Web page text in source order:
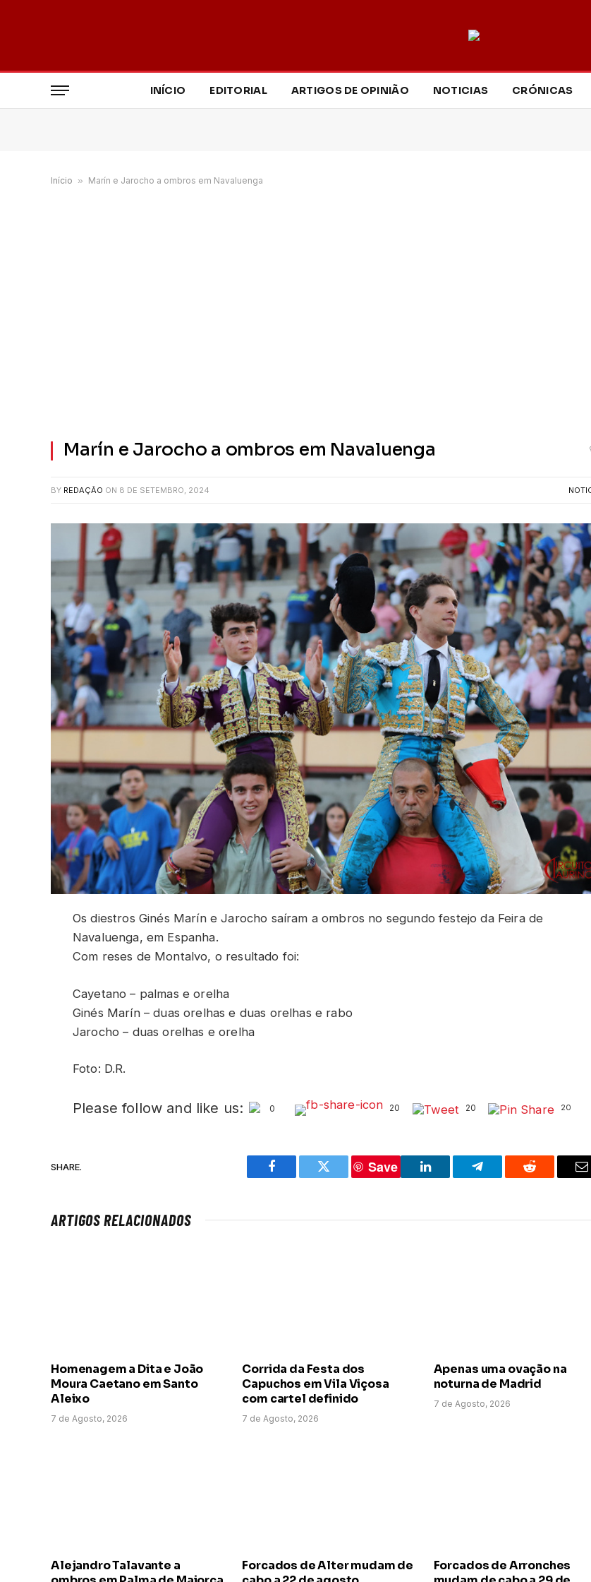
INÍCIO EDITORIAL ARTIGOS DE OPINIÃO NOTICIAS CRÓNICAS
Início » Marín e Jarocho a ombros em Navaluenga
Marín e Jarocho a ombros em Navaluenga
BY REDAÇÃO ON 8 DE SETEMBRO, 2024
Os diestros Ginés Marín e Jarocho saíram a ombros no segundo festejo da Feira de
Navaluenga, em Espanha.
Com reses de Montalvo, o resultado foi:
Cayetano – palmas e orelha
Ginés Marín – duas orelhas e duas orelhas e rabo
Jarocho – duas orelhas e orelha
Foto: D.R.
Please follow and like us: 0 20 20 20
SHARE.
Facebook Twitter
Save
LinkedIn Telegram Reddit
ARTIGOS RELACIONADOS
Homenagem a Dita e João
Moura Caetano em Santo
Aleixo
7 de Agosto, 2026
Corrida da Festa dos
Capuchos em Vila Viçosa
com cartel definido
7 de Agosto, 2026
Apenas uma ovação na
noturna de Madrid
7 de Agosto, 2026
Alejandro Talavante a
Forcados de Alter mudam de
Forcados de Arronches